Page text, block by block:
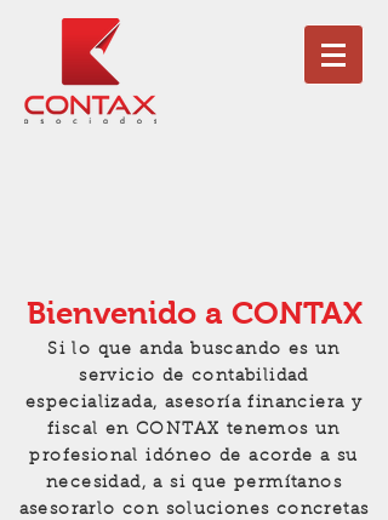
Bienvenido a CONTAX
Si lo que anda buscando es un
servicio de contabilidad
especializada, asesoría financiera y
fiscal en CONTAX tenemos un
profesional idóneo de acorde a su
necesidad, a si que permítanos
asesorarlo con soluciones concretas